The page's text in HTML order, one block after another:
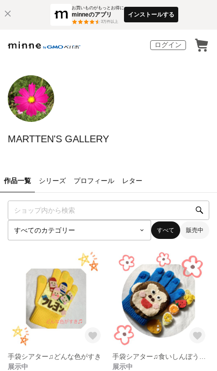
お買いものがもっとお得に
minneのアプリ
3万件以上
インストールする
ログイン
MARTTEN'S GALLERY
作品一覧 シリーズ プロフィール レター
すべて 販売中
手袋シアター♫どんな色がすき
展示中
展示中